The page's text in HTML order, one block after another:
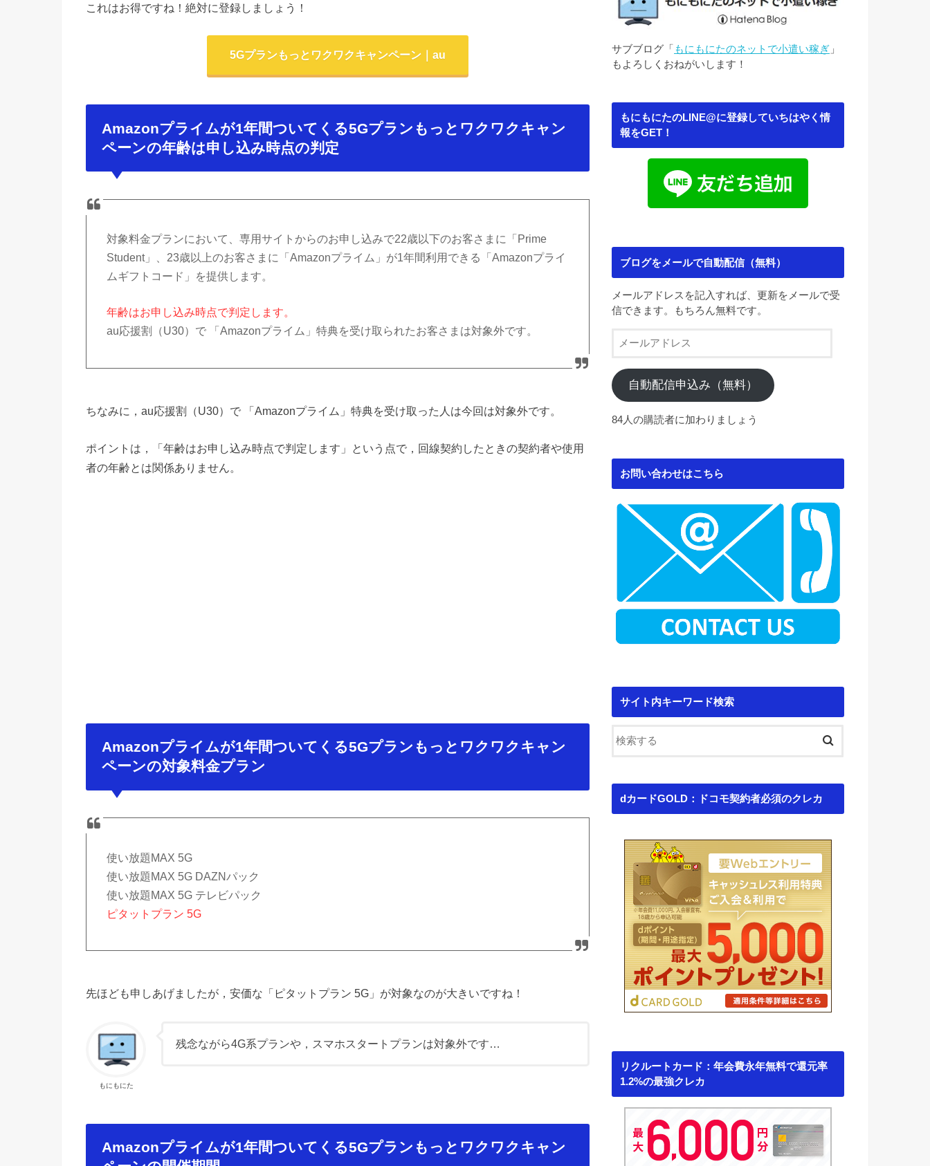
これはお得ですね！絶対に登録しましょう！
5Gプランもっとワクワクキャンペーン｜au
Amazonプライムが1年間ついてくる5Gプランもっとワクワクキャン
ペーンの年齢は申し込み時点の判定
対象料金プランにおいて、専用サイトからのお申し込みで22歳以下のお客さまに「Prime
Student」、23歳以上のお客さまに「Amazonプライム」が1年間利用できる「Amazonプライ
ムギフトコード」を提供します。
年齢はお申し込み時点で判定します。
au応援割（U30）で 「Amazonプライム」特典を受け取られたお客さまは対象外です。
ちなみに，au応援割（U30）で 「Amazonプライム」特典を受け取った人は今回は対象外です。
ポイントは，「年齢はお申し込み時点で判定します」という点で，回線契約したときの契約者や使用
者の年齢とは関係ありません。
Amazonプライムが1年間ついてくる5Gプランもっとワクワクキャン
ペーンの対象料金プラン
使い放題MAX 5G
使い放題MAX 5G DAZNパック
使い放題MAX 5G テレビパック
ピタットプラン 5G
先ほども申しあげましたが，安価な「ピタットプラン 5G」が対象なのが大きいですね！
もにもにた
残念ながら4G系プランや，スマホスタートプランは対象外です…
Amazonプライムが1年間ついてくる5Gプランもっとワクワクキャン
サブブログ「もにもにたのネットで小遣い稼ぎ 」
もよろしくおねがいします！
もにもにたのLINE@に登録していちはやく情
報をGET！
ブログをメールで自動配信（無料）
メールアドレスを記入すれば、更新をメールで受
信できます。もちろん無料です。
ー
ア
ド
ス
自動配信申込み（無料）
84人の購読者に加わりましょう
お問い合わせはこちら
サイト内キーワード検索
dカードGOLD：ドコモ契約者必須のクレカ
リクルートカード：年会費永年無料で還元率
1.2%の最強クレカ